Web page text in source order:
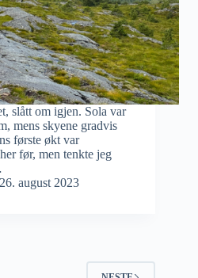
slått om igjen. Sola var
mens skyene gradvis
første økt var
før, men tenkte jeg
26. august 2023